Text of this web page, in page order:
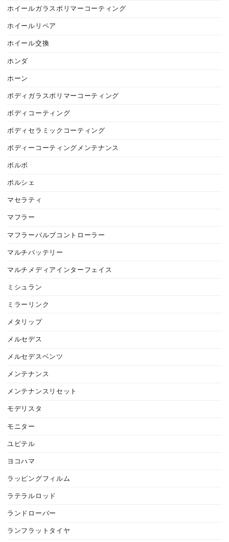
ホイールガラスポリマーコーティング
ホイールリペア
ホイール交換
ホンダ
ホーン
ボディガラスポリマーコーティング
ボディコーティング
ボディセラミックコーティング
ボディーコーティングメンテナンス
ボルボ
ポルシェ
マセラティ
マフラー
マフラーバルブコントローラー
マルチバッテリー
マルチメディアインターフェイス
ミシュラン
ミラーリンク
メタリップ
メルセデス
メルセデスベンツ
メンテナンス
メンテナンスリセット
モデリスタ
モニター
ユピテル
ヨコハマ
ラッピングフィルム
ラテラルロッド
ランドローバー
ランフラットタイヤ